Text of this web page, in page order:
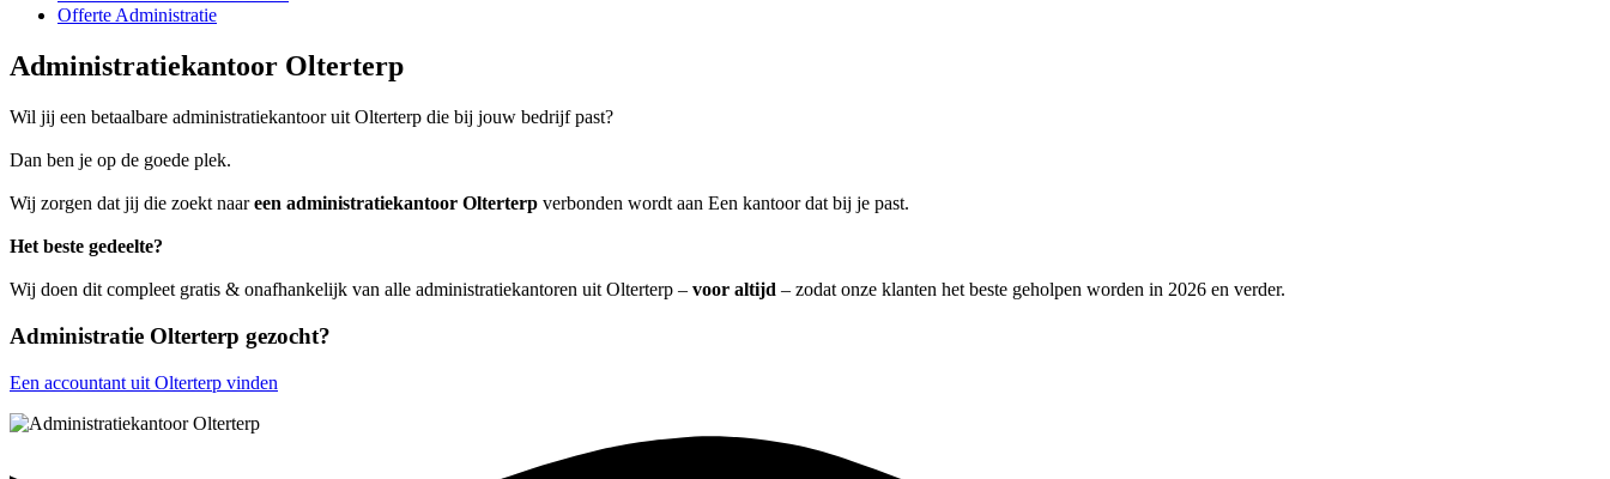
Offerte Administratie
Administratiekantoor Olterterp
Wil jij een betaalbare administratiekantoor uit Olterterp die bij jouw bedrijf past?
Dan ben je op de goede plek.
Wij zorgen dat jij die zoekt naareen administratiekantoor Olterterp verbonden wordt aan Een kantoor dat bij je past.
Het beste gedeelte?
Wij doen dit compleet gratis & onafhankelijk van alle administratiekantoren uit Olterterp – voor altijd – zodat onze klanten het beste geholpen worden in 2026 en verder.
Administratie Olterterp gezocht?
Een accountant uit Olterterp vinden